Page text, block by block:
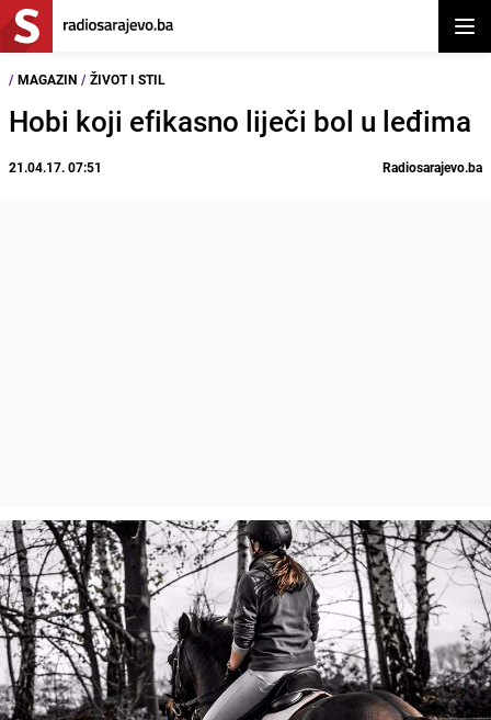
/ MAGAZIN / ŽIVOT I STIL
Hobi koji efikasno liječi bol u leđima
21.04.17. 07:51 Radiosarajevo.ba